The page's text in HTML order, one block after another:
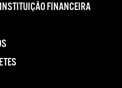
FINANCEIRA